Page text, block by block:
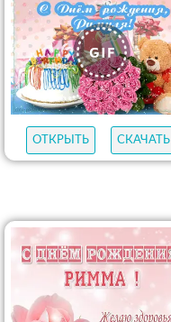
ОТКРЫТЬ СКАЧАТЬ